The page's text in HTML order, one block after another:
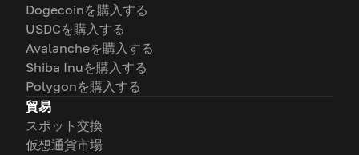
Dogecoinを購入する
USDCを購入する
Avalancheを購入する
Shiba Inuを購入する
Polygonを購入する
貿易
スポット交換
仮想通貨市場